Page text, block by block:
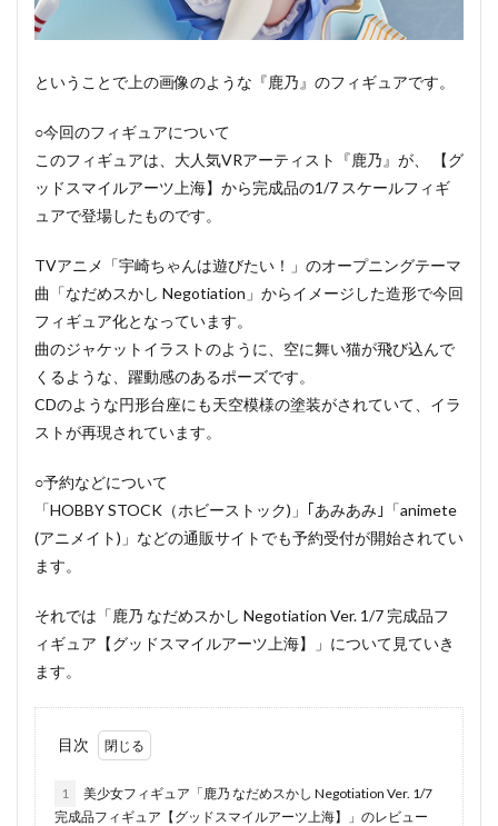
ということで上の画像のような『鹿乃』のフィギュアです。
○今回のフィギュアについて
このフィギュアは、大人気VRアーティスト『鹿乃』が、 【グ
ッドスマイルアーツ上海】から完成品の1/7 スケールフィギ
ュアで登場したものです。
TVアニメ「宇崎ちゃんは遊びたい！」のオープニングテーマ
曲「なだめスかし Negotiation」からイメージした造形で今回
フィギュア化となっています。
曲のジャケットイラストのように、空に舞い猫が飛び込んで
くるような、躍動感のあるポーズです。
CDのような円形台座にも天空模様の塗装がされていて、イラ
ストが再現されています。
○予約などについて
「HOBBY STOCK（ホビーストック)」｢あみあみ｣「animete
(アニメイト)」などの通販サイトでも予約受付が開始されてい
ます。
それでは「鹿乃 なだめスかし Negotiation Ver. 1/7 完成品フ
ィギュア【グッドスマイルアーツ上海】」について見ていき
ます。
目次
1
美少女フィギュア「鹿乃 なだめスかし Negotiation Ver. 1/7
完成品フィギュア【グッドスマイルアーツ上海】」のレビュー